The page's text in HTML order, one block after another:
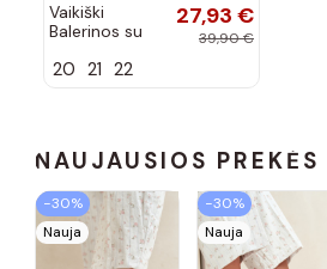
Vaikiški
Balerinos su
užsegimais
27,93 €
39,90 €
20 21 22
NAUJAUSIOS PREKĖS
−30%
Nauja
−30%
Nauja